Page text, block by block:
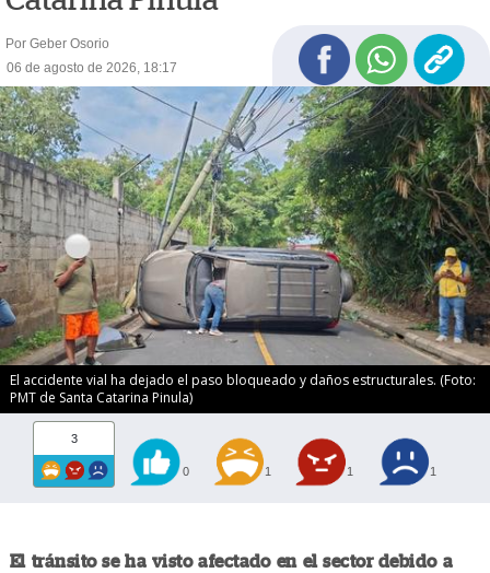
Por Geber Osorio
06 de agosto de 2026, 18:17
El accidente vial ha dejado el paso bloqueado y daños estructurales. (Foto:
PMT de Santa Catarina Pinula)
3
0 1 1 1
El tránsito se ha visto afectado en el sector debido a